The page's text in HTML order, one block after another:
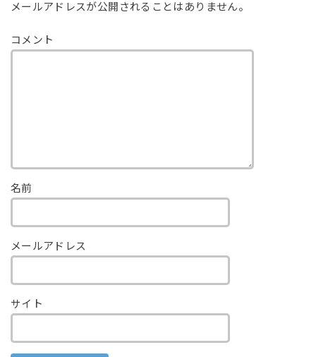
メールアドレスが公開されることはありません。
コメント
名前
メールアドレス
サイト